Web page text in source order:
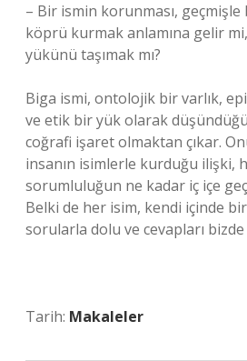
– Bir ismin korunması,
köprü kurmak anlamına gelir
yükünü taşımak mı?
Biga ismi, ontolojik bir varlık,
ve etik bir yük olarak
coğrafi işaret olmaktan çıkar.
insanın isimlerle kurduğu ilişki,
sorumluluğun ne kadar iç içe
Belki de her isim, kendi içinde
sorularla dolu ve cevapları bizde
Tarih: Makaleler